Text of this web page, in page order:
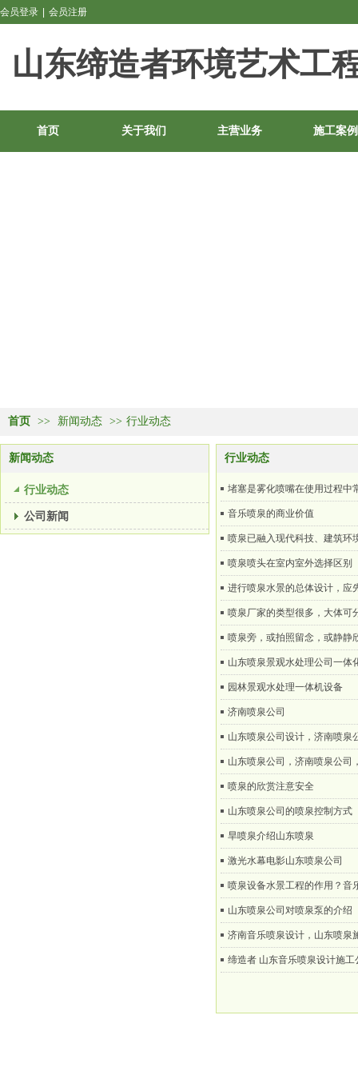
山东缔造者环境艺术工
会员登录 会员注册
首页 关于我们 主营业务 施工案例
首页 >> 新闻动态 >> 行业动态
新闻动态
行业动态
公司新闻
行业动态
堵塞是雾化喷嘴在使用过程中
音乐喷泉的商业价值
喷泉已融入现代科技、建筑环
喷泉喷头在室内室外选择区别
进行喷泉水景的总体设计，应
喷泉厂家的类型很多，大体可
喷泉旁，或拍照留念，或静静
山东喷泉景观水处理公司一体
园林景观水处理一体机设备
济南喷泉公司
山东喷泉公司设计，济南喷泉
山东喷泉公司，济南喷泉公司
喷泉的欣赏注意安全
山东喷泉公司的喷泉控制方式
旱喷泉介绍山东喷泉
激光水幕电影山东喷泉公司
喷泉设备水景工程的作用？音
山东喷泉公司对喷泉泵的介绍
济南音乐喷泉设计，山东喷泉
缔造者 山东音乐喷泉设计施工